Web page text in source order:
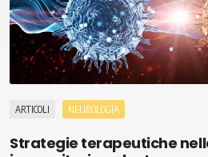
ARTICOLI NEUROLOGIA
Strategie terapeutiche